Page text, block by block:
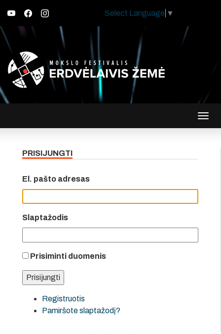
Select Language ▼
PRISIJUNGTI
El. pašto adresas
Slaptažodis
Prisiminti duomenis
Registruotis
Pamiršote slaptažodį?